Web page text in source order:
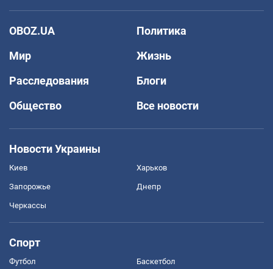
OBOZ.UA
Политика
Мир
Жизнь
Расследования
Блоги
Общество
Все новости
Новости Украины
Киев Харьков
Запорожье Днепр
Черкассы
Спорт
Футбол Баскетбол